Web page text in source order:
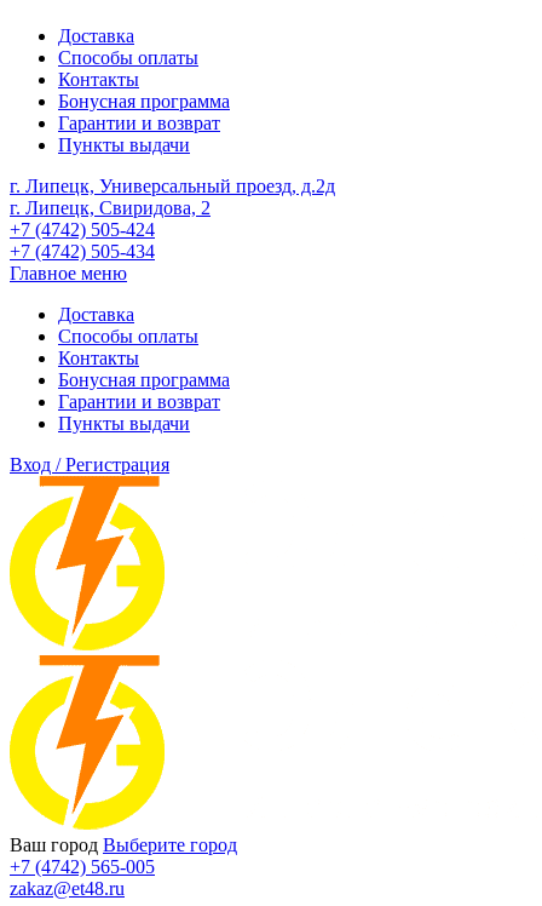
Доставка
Способы оплаты
Контакты
Бонусная программа
Гарантии и возврат
Пункты выдачи
г. Липецк, Универсальный проезд, д.2д
г. Липецк, Свиридова, 2
+7 (4742) 505-424
+7 (4742) 505-434
Главное меню
Доставка
Способы оплаты
Контакты
Бонусная программа
Гарантии и возврат
Пункты выдачи
Вход / Регистрация
Ваш город Выберите город
+7 (4742) 565-005
zakaz@et48.ru